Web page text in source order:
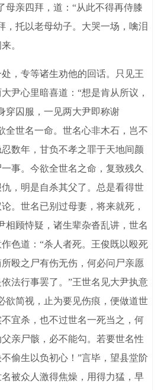
母亲四拜，道：“从此不得再侍膝
，托以老母幼子。大哭一场，噙泪
。
专等诸生劝他的回话。只见王
尹心里暗喜道：“想是肯从所议，
穿囚服，一见两大尹即称谢
全世名一命。世名心非木石，岂不
数年，甘负不孝之罪于天地间颜
事。今欲全世名之命，复致残久
，明是自杀其父了。总是看得世
。世名已别过母妻，将来就死，
相顾恃疑，诸生辈杂沓乱讲，世名
色道：“杀人者死。王俊既以殴死
殴之尸有伤无伤，何必问尸亲愿
法行事罢了。”王世名见大尹执意
欲简视，止为要见伤痕，便做道世
宜杀，也不过世名一死当之，何
亲尸骸，必不能勾。若要世名性
偷生以负初心！”言毕，望县堂阶
名被众人激得焦燥，用得力猛，早